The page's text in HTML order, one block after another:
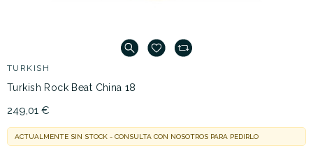
TURKISH
Turkish Rock Beat China 18
249,01 €
ACTUALMENTE SIN STOCK - CONSULTA CON NOSOTROS PARA PEDIRLO